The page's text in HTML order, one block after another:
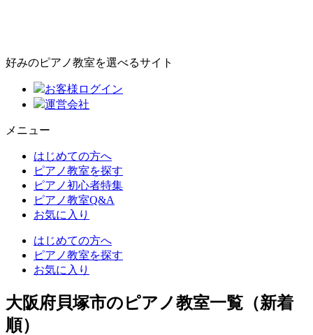
好みのピアノ教室を選べるサイト
お客様ログイン
運営会社
メニュー
はじめての方へ
ピアノ教室を探す
ピアノ初心者特集
ピアノ教室Q&A
お気に入り
はじめての方へ
ピアノ教室を探す
お気に入り
大阪府貝塚市のピアノ教室一覧（新着
順）